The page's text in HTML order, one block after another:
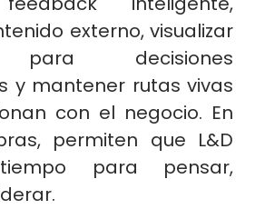
externo, visualizar
para decisiones
y mantener rutas vivas
con el negocio. En
permiten que L&D
para pensar,